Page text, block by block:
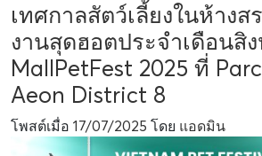
เทศกาลสัตว์เลี้ยงในห้าง
งานสุดฮอตประจำเดือนสิ
MallPetFest 2025 ที่
Aeon District 8
โพสต์เมื่อ 17/07/2025 โดย แอดมิน